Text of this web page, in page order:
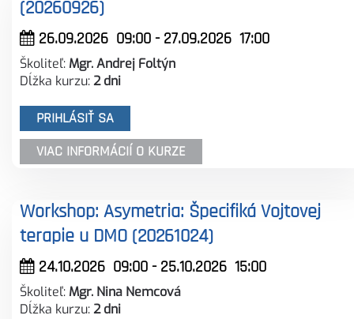
(20260926)
26.09.2026 09:00- 27.09.2026 17:00
Školiteľ: Mgr. Andrej Foltýn
Dĺžka kurzu:2 dni
PRIHLÁSIŤ SA
VIAC INFORMÁCIÍ O KURZE
Workshop: Asymetria: Špecifiká Vojtovej
terapie u DMO (20261024)
24.10.2026 09:00- 25.10.2026 15:00
Školiteľ: Mgr. Nina Nemcová
Dĺžka kurzu:2 dni